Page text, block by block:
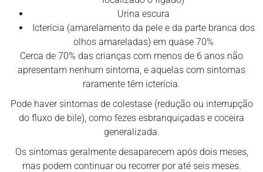
Urina escura
Icterícia (amarelamento da pele e da parte branca dos
olhos amareladas) em quase 70%
Cerca de 70% das crianças com menos de 6 anos não
apresentam nenhum sintoma, e aquelas com sintomas
raramente têm icterícia.
Pode haver sintomas de colestase (redução ou interrupção
do fluxo de bile), como fezes esbranquiçadas e coceira
generalizada.
Os sintomas geralmente desaparecem após dois meses,
mas podem continuar ou recorrer por até seis meses.